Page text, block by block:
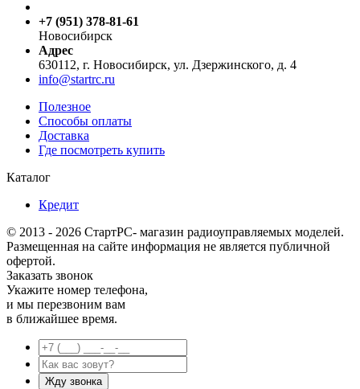
+7 (951) 378-81-61
Новосибирск
Адрес
630112, г. Новосибирск, ул. Дзержинского, д. 4
info@startrc.ru
Полезное
Способы оплаты
Доставка
Где посмотреть купить
Каталог
Кредит
© 2013 - 2026 СтартРС- магазин радиоуправляемых моделей.
Размещенная на сайте информация не является публичной
офертой.
Заказать звонок
Укажите номер телефона,
и мы перезвоним вам
в ближайшее время.